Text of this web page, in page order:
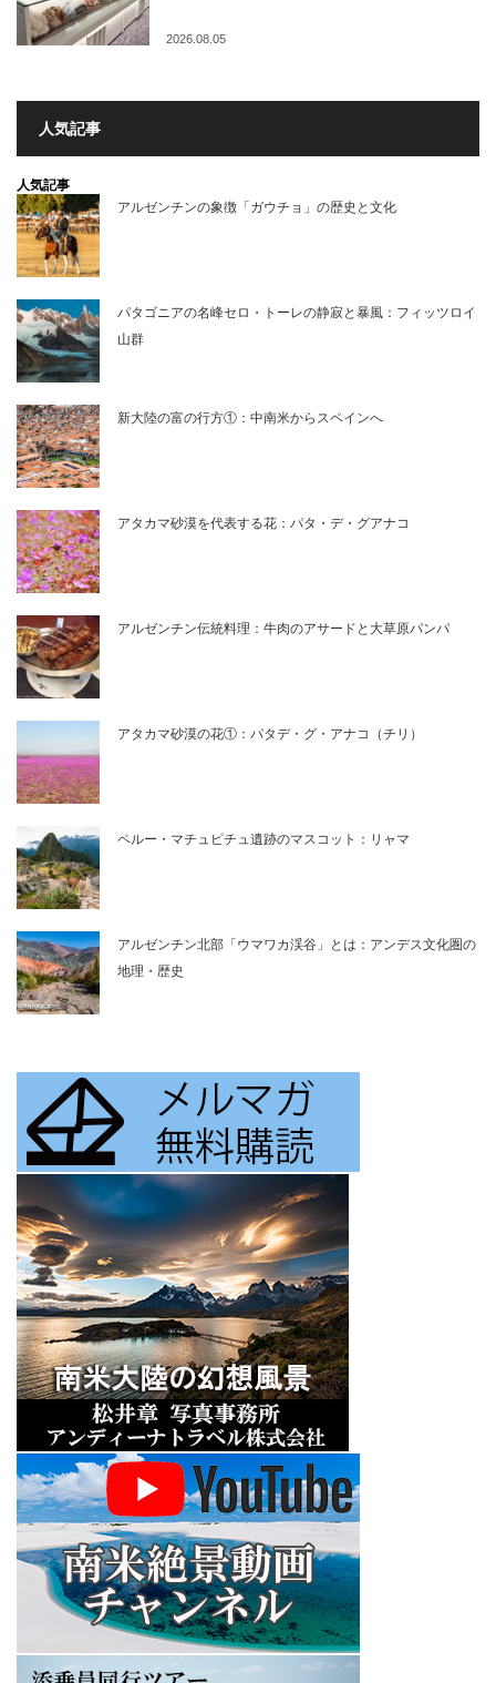
2026.08.05
人気記事
人気記事
アルゼンチンの象徴「ガウチョ」の歴史と文化
パタゴニアの名峰セロ・トーレの静寂と暴風：フィッツロイ
山群
新大陸の富の行方①：中南米からスペインへ
アタカマ砂漠を代表する花：パタ・デ・グアナコ
アルゼンチン伝統料理：牛肉のアサードと大草原パンパ
アタカマ砂漠の花①：パタデ・グ・アナコ（チリ）
ペルー・マチュピチュ遺跡のマスコット：リャマ
アルゼンチン北部「ウマワカ渓谷」とは：アンデス文化圏の
地理・歴史